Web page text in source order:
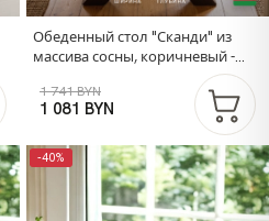
Обеденный стол "Сканди" из
массива сосны, коричневый -
1 741 BYN
1 081 BYN
-40%